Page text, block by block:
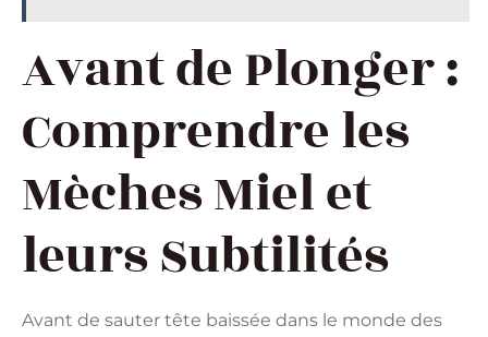
Avant de Plonger :
Comprendre les
Mèches Miel et
leurs Subtilités
Avant de sauter tête baissée dans le monde des